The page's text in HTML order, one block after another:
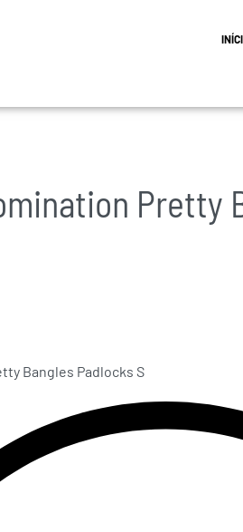
Pretty
Bangles Padlocks S